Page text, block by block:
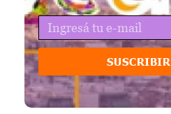
SUSCRIBIR